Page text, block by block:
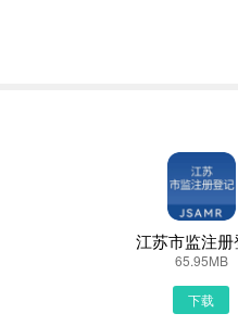
机可以在豌豆荚或者PP助手
UC浏览器，当然可以用手机都
接输入最新BeeLab下载安装或
加安全可靠
江苏市监注册
65.95MB
下载